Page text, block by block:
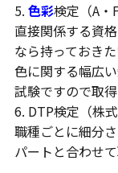
5. 色彩検定（A・
直接関係する資
なら持っておきた
色に関する幅広
試験ですので取
6. DTP検定（株
職種ごとに細分
パートと合わせ